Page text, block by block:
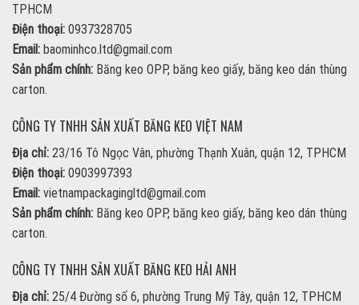
TPHCM
Điện thoại: 0937328705
Email: baominhco.ltd@gmail.com
Sản phẩm chính: Băng keo OPP, băng keo giấy, băng keo dán thùng
carton.
CÔNG TY TNHH SẢN XUẤT BĂNG KEO VIỆT NAM
Địa chỉ: 23/16 Tô Ngọc Vân, phường Thạnh Xuân, quận 12, TPHCM
Điện thoại: 0903997393
Email: vietnampackagingltd@gmail.com
Sản phẩm chính: Băng keo OPP, băng keo giấy, băng keo dán thùng
carton.
CÔNG TY TNHH SẢN XUẤT BĂNG KEO HẢI ANH
Địa chỉ: 25/4 Đường số 6, phường Trung Mỹ Tây, quận 12, TPHCM